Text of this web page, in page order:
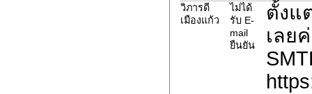
วิภารดี
เมืองแก้ว
ไม่ได้
รับ E-
mail
ยืนยัน
ตั้งแ
เลย